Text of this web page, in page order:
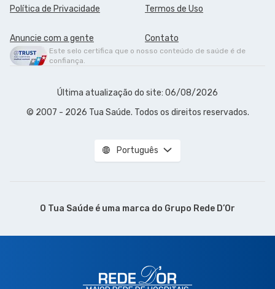
Política de Privacidade Termos de Uso
Anuncie com a gente Contato
Este selo certifica que o nosso conteúdo de saúde é de
confiança.
Última atualização do site: 06/08/2026
© 2007 - 2026 Tua Saúde. Todos os direitos reservados.
Português
O Tua Saúde é uma marca do Grupo Rede D’Or